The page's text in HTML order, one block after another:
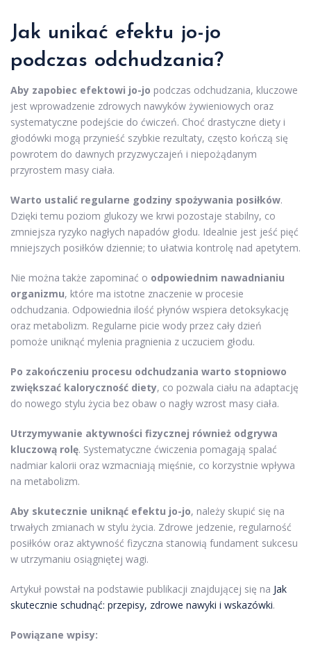
Jak unikać efektu jo-jo
podczas odchudzania?
Aby zapobiec efektowi jo-jo podczas odchudzania, kluczowe
jest wprowadzenie zdrowych nawyków żywieniowych oraz
systematyczne podejście do ćwiczeń. Choć drastyczne diety i
głodówki mogą przynieść szybkie rezultaty, często kończą się
powrotem do dawnych przyzwyczajeń i niepożądanym
przyrostem masy ciała.
Warto ustalić regularne godziny spożywania posiłków.
Dzięki temu poziom glukozy we krwi pozostaje stabilny, co
zmniejsza ryzyko nagłych napadów głodu. Idealnie jest jeść pięć
mniejszych posiłków dziennie; to ułatwia kontrolę nad apetytem.
Nie można także zapominać o odpowiednim nawadnianiu
organizmu, które ma istotne znaczenie w procesie
odchudzania. Odpowiednia ilość płynów wspiera detoksykację
oraz metabolizm. Regularne picie wody przez cały dzień
pomoże uniknąć mylenia pragnienia z uczuciem głodu.
Po zakończeniu procesu odchudzania warto stopniowo
zwiększać kaloryczność diety, co pozwala ciału na adaptację
do nowego stylu życia bez obaw o nagły wzrost masy ciała.
Utrzymywanie aktywności fizycznej również odgrywa
kluczową rolę. Systematyczne ćwiczenia pomagają spalać
nadmiar kalorii oraz wzmacniają mięśnie, co korzystnie wpływa
na metabolizm.
Aby skutecznie uniknąć efektu jo-jo, należy skupić się na
trwałych zmianach w stylu życia. Zdrowe jedzenie, regularność
posiłków oraz aktywność fizyczna stanowią fundament sukcesu
w utrzymaniu osiągniętej wagi.
Artykuł powstał na podstawie publikacji znajdującej się na Jak
skutecznie schudnąć: przepisy, zdrowe nawyki i wskazówki.
Powiązane wpisy: